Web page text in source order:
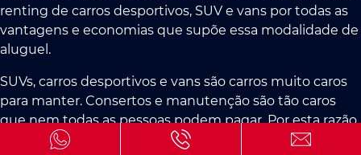
renting de carros desportivos, SUV e vans por todas as
vantagens e economias que supõe essa modalidade de
aluguel.
SUVs, carros desportivos e vans são carros muito caros
para manter. Consertos e manutenção são tão caros
que nem todas as pessoas podem pagar. Por esta razão,
o renting é uma opção muito viável, já que eles têm